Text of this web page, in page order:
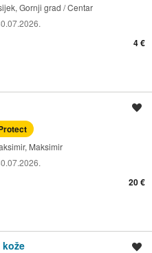
Gornji grad / Centar
4 €
Maksimir
20 €